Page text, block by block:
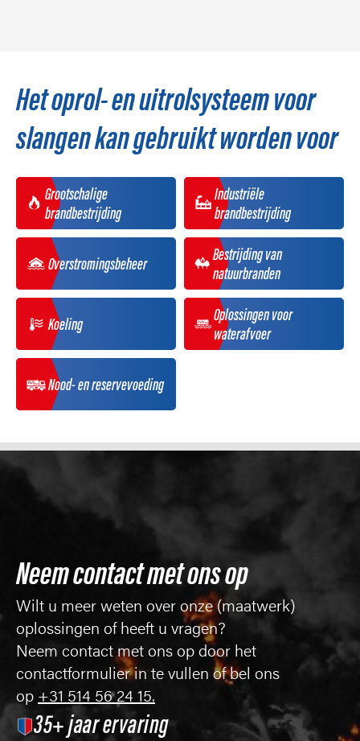
Het oprol- en uitrolsysteem voor
slangen kan gebruikt worden voor
Grootschalige
brandbestrijding
Industriële
brandbestrijding
Overstromingsbeheer
Bestrijding van
natuurbranden
Koeling
Oplossingen voor
waterafvoer
Nood- en reservevoeding
Neem contact met ons op
Wilt u meer weten over onze (maatwerk)
oplossingen of heeft u vragen?
Neem contact met ons op door het
contactformulier in te vullen of bel ons
op +31 514 56 24 15.
35+ jaar ervaring